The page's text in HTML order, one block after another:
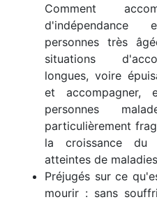
Comment
personnes très
situations
longues, voire
et accompagner,
personnes
particulièrement
la croissance du
atteintes de
Préjugés sur ce
mourir : sans